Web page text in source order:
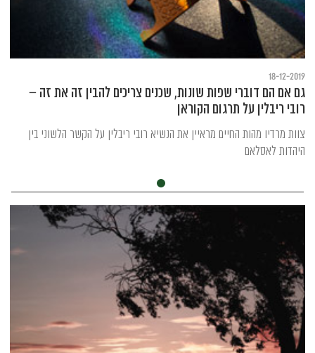
18-12-2019
גם אם הם דוברי שפות שונות, שכנים צריכים להבין זה את זה –
רובי ריבלין על תרגום הקוראן
צוות מרדיו מהות החיים מראיין את הנשיא רובי ריבלין על הקשר הלשוני בין
היהדות לאסלאם